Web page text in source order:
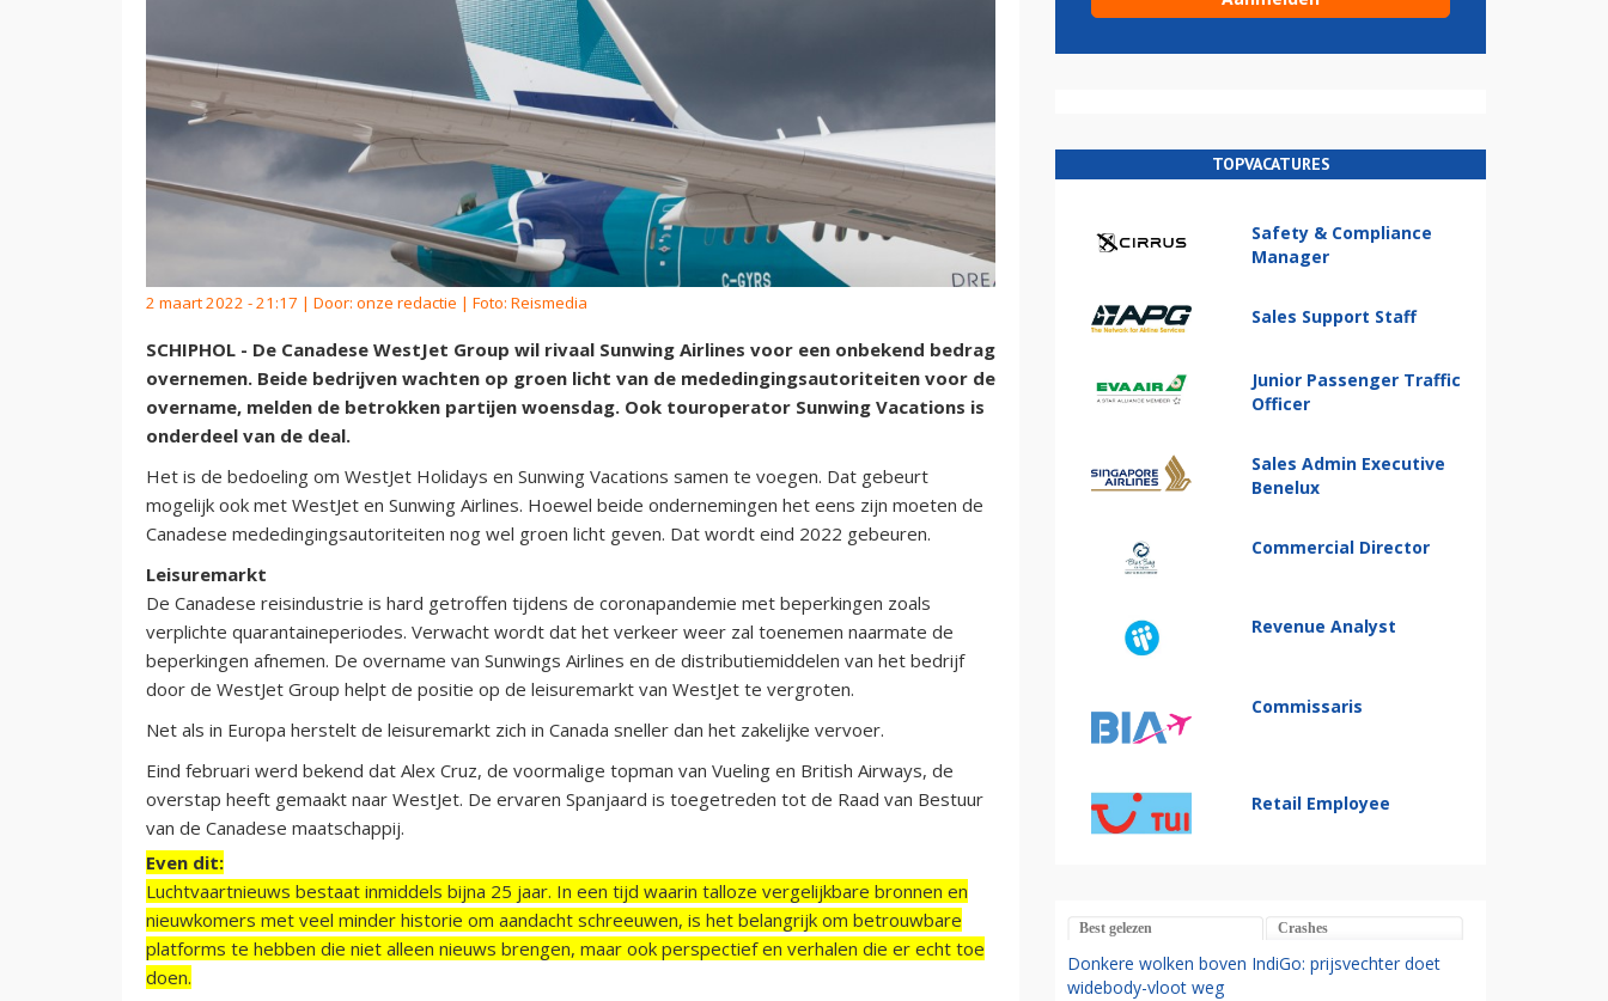
2 maart 2022 - 21:17 | Door: onze redactie | Foto: Reismedia
SCHIPHOL - De Canadese WestJet Group wil rivaal Sunwing Airlines voor een onbekend bedrag
overnemen. Beide bedrijven wachten op groen licht van de mededingingsautoriteiten voor de
overname, melden de betrokken partijen woensdag. Ook touroperator Sunwing Vacations is
onderdeel van de deal.
Het is de bedoeling om WestJet Holidays en Sunwing Vacations samen te voegen. Dat gebeurt
mogelijk ook met WestJet en Sunwing Airlines. Hoewel beide ondernemingen het eens zijn moeten de
Canadese mededingingsautoriteiten nog wel groen licht geven. Dat wordt eind 2022 gebeuren.
Leisuremarkt
De Canadese reisindustrie is hard getroffen tijdens de coronapandemie met beperkingen zoals
verplichte quarantaineperiodes. Verwacht wordt dat het verkeer weer zal toenemen naarmate de
beperkingen afnemen. De overname van Sunwings Airlines en de distributiemiddelen van het bedrijf
door de WestJet Group helpt de positie op de leisuremarkt van WestJet te vergroten.
Net als in Europa herstelt de leisuremarkt zich in Canada sneller dan het zakelijke vervoer.
Eind februari werd bekend dat Alex Cruz, de voormalige topman van Vueling en British Airways, de
overstap heeft gemaakt naar WestJet. De ervaren Spanjaard is toegetreden tot de Raad van Bestuur
van de Canadese maatschappij.
Even dit:
Luchtvaartnieuws bestaat inmiddels bijna 25 jaar. In een tijd waarin talloze vergelijkbare bronnen en
nieuwkomers met veel minder historie om aandacht schreeuwen, is het belangrijk om betrouwbare
platforms te hebben die niet alleen nieuws brengen, maar ook perspectief en verhalen die er echt toe
doen.
TOPVACATURES
Safety & Compliance
Manager
Sales Support Staff
Junior Passenger Traffic
Officer
Sales Admin Executive
Benelux
Commercial Director
Revenue Analyst
Commissaris
Retail Employee
Best gelezen Crashes
Donkere wolken boven IndiGo: prijsvechter doet
widebody-vloot weg